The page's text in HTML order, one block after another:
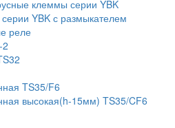
клеммы серии YBK
YBK с размыкателем
реле
TS35/F6
высокая(h-15мм) TS35/CF6